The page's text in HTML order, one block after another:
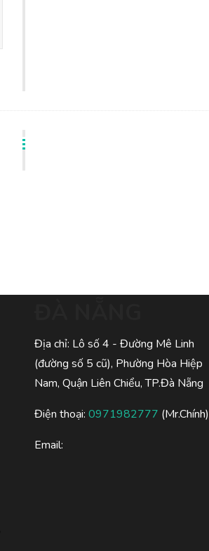
Địa chỉ: Lô số 4 - Đường Mê Linh
(đường số 5 cũ), Phường Hòa Hiệp
Nam, Quận Liên Chiểu, TP.Đà Nẵng
Điện thoại: 0971982777 (Mr.Chính)
Email: